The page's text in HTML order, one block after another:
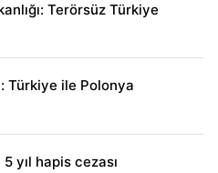
Terörsüz Türkiye
Türkiye ile Polonya
yıl hapis cezası